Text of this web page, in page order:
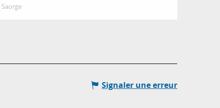
Saorge
Signaler une erreur